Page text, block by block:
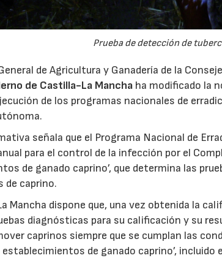
Prueba de detección de
de Agricultura y Ganadería de la
de Castilla-La Mancha ha modificado la
de los programas nacionales de
señala que el Programa Nacional de
para el control de la infección por el
de ganado caprino’, que determina las
de caprino.
Mancha dispone que, una vez obtenida la
diagnósticas para su calificación y su
caprinos siempre que se cumplan las
establecimientos de ganado caprino’,